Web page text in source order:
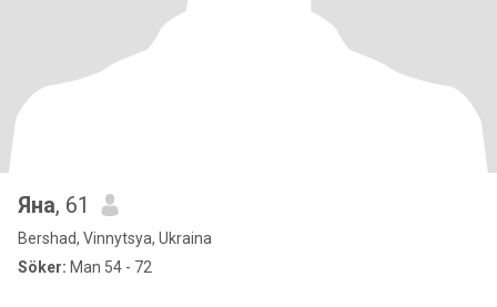
Яна, 61
Bershad, Vinnytsya, Ukraina
Söker: Man 54 - 72